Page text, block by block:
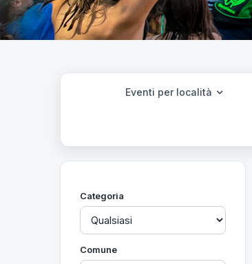
Eventi per località
Categoria
Comune